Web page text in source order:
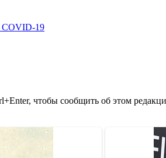
COVID-19
чтобы сообщить об этом